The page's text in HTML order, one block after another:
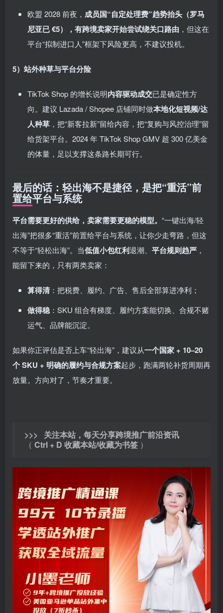
欧盟 2028 前夜， 成员国“自定处理费”趋势抬头（罗马
尼亚已 €5），有跨境卖家开始尝试绕关口路由 ，但这在
平台“拟制进口人”框架下风险更高，不建议投机。
5）站外种草与平台分险
TikTok Shop 的增长说明内容驱动成交已是确定性方
向。建议 Lazada / Shopee 店铺同时做本地化短视频/达
人种草 ，把“新客拉新”留给内容，把“复购与风控治理”留
给货架平台。2024 年 TikTok Shop GMV 超 300 亿美金
的体量，足以支撑这条路长期可行。
最后的话：轻出海不是捷径，是把“重活”前
置给平台与系统
平台需要更好的供给，卖家需要更稳的模型。 “一键出海/轻
出海”把很多“重活”前置给平台与系统，让你少走弯路，但这
不等于“轻松出海”。当低值小包红利退潮、 平台规则趋严 ，
能留下来的，只有两类卖家：
算得清 ：把税费、履约、广告、售后全部算进净利；
做得稳 ：SKU 组合有梯度、履约方案能切换、合规不赌
运气、品牌能沉淀。
如果你正评估是否上车“轻出海”，建议从一个国家 + 10–20
个 SKU + 明确的履约与合规方案起步，跑满两轮补货周期再
放量。方向对了，节奏才重要。
>>> 关注本站，每天分享跨境推广前沿资讯
（ Ctrl + D 收藏本站/收藏为书签 ）